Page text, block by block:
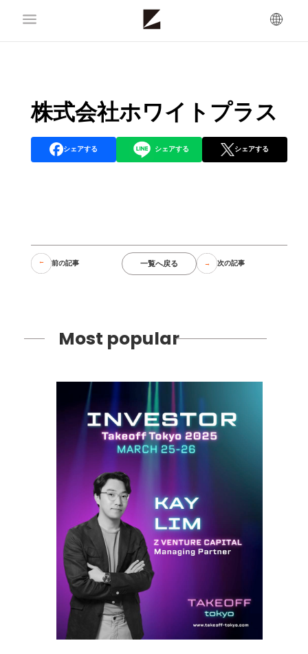
株式会社ホワイトプラス
シェアする シェアする シェアする
前の記事 一覧へ戻る 次の記事
Most popular